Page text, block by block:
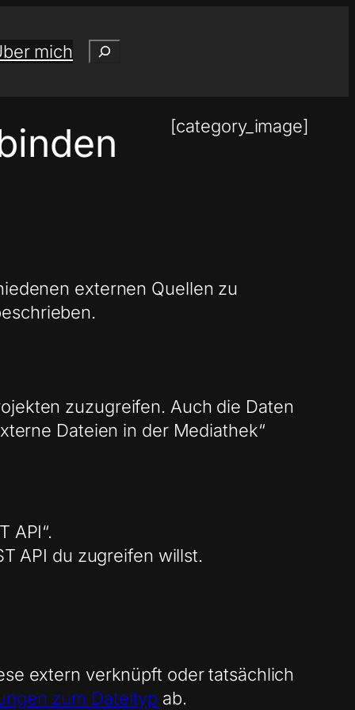
mich Suchen
[category_image]
externen Quellen zu
zuzugreifen. Auch die Daten
Dateien in der Mediathek“
API“.
API du zugreifen willst.
extern verknüpft oder tatsächlich
zum Dateityp ab.